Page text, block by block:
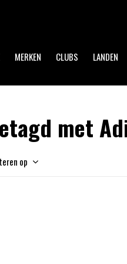
MERKEN CLUBS LANDEN
met
op